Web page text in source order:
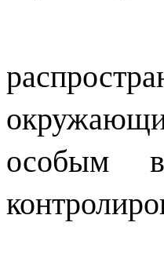
особым